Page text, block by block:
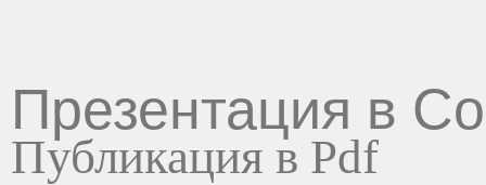
Презентация в
Публикация в Pdf